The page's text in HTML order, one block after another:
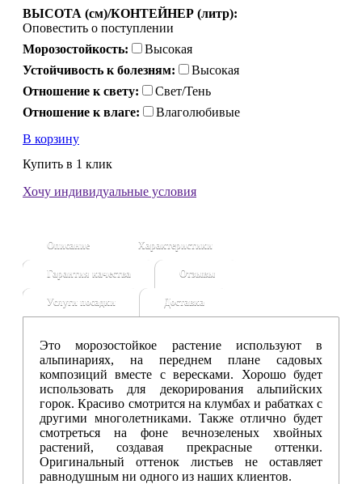
ВЫСОТА (см)/КОНТЕЙНЕР (литр):
Оповестить о поступлении
Морозостойкость:
Высокая
Устойчивость к болезням:
Высокая
Отношение к свету:
Свет/Тень
Отношение к влаге:
Влаголюбивые
В корзину
Купить в 1 клик
Хочу индивидуальные условия
Описание Характеристики
Гарантия качества Отзывы
Услуги посадки Доставка
Это морозостойкое растение используют в
альпинариях, на переднем плане садовых
композиций вместе с вересками. Хорошо будет
использовать для декорирования альпийских
горок. Красиво смотрится на клумбах и рабатках с
другими многолетниками. Также отлично будет
смотреться на фоне вечнозеленых хвойных
растений, создавая прекрасные оттенки.
Оригинальный оттенок листьев не оставляет
равнодушным ни одного из наших клиентов.